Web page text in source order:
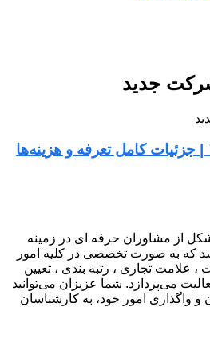
از مشاوران حرفه ای در زمینه
که به صورت تخصصی در کلیه امور
علامت تجاری ، رتبه بندی ، تعیین
می‌پردازد. شما عزیزان می‌توانید
و واگذاری امور خود، به کارشناسان